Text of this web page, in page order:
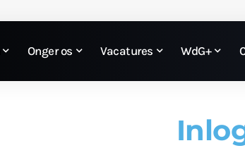
Onger os Vacatures WdG+